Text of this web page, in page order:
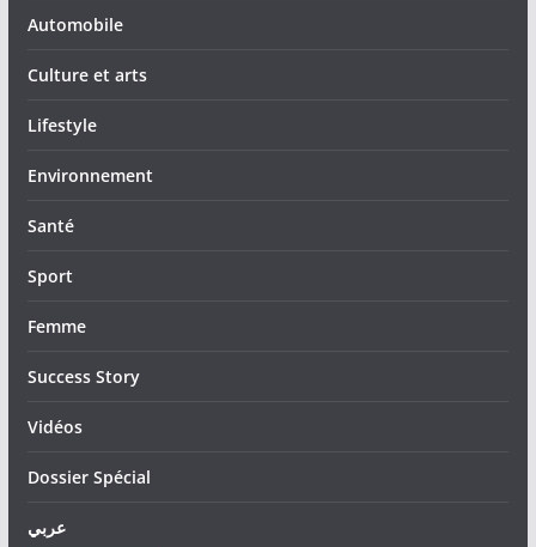
Automobile
Culture et arts
Lifestyle
Environnement
Santé
Sport
Femme
Success Story
Vidéos
Dossier Spécial
عربي